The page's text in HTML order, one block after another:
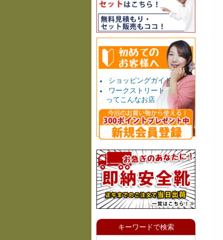
ショッピングガイド
ワークストリート
ってこんなお店
キーワードで検索